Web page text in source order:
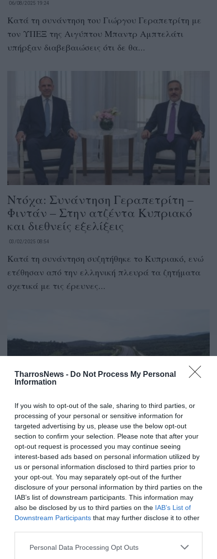
TharrosNews - Do Not Process My Personal
Information
If you wish to opt-out of the sale, sharing to third parties, or
processing of your personal or sensitive information for
targeted advertising by us, please use the below opt-out
section to confirm your selection. Please note that after your
opt-out request is processed you may continue seeing
interest-based ads based on personal information utilized by
us or personal information disclosed to third parties prior to
your opt-out. You may separately opt-out of the further
disclosure of your personal information by third parties on the
IAB’s list of downstream participants. This information may
also be disclosed by us to third parties on the IAB’s List of
Downstream Participants that may further disclose it to other
Personal Data Processing Opt Outs
06/08/2025 19:24
Κατά τη συνάντηση του Γιώργου Γεραπετρίτη με
τον ΥΠΕΞ της Αιγύπτου Μπαντρ Αμπτελάτι
υπήρξαν διαβεβαιώσεις ότι δε θα...
Ντόχα: Συνάντηση Γεραπετρίτη –
Φιντάν – Στην ατζέντα Κυπριακό
και διεθνείς εξελίξεις
03/02/2025 08:54
Κατά τη συνάντηση συζητήθηκε το Κυπριακό, ενώ
ετέθησαν από την ελληνική πλευρά τα ζητήματα
σχετικά με τις έρευνες...
Υπογράφεται σήμερα το
Καλαμάτα-Πύλος-Μεθώνη
21/04/2023 08:53
Τέλος στην αναμονή για το πρώτο οδικό έργο-ΣΔΙΤ
της χώρας Η σημερινή επίσκεψη του
πρωθυπουργού Κυριάκου Μητσοτάκη στην...